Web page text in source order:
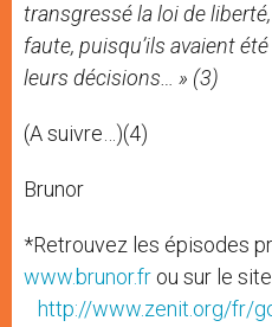
transgressé la loi de
faute, puisqu’ils avaient
leurs décisions… » (3)
(A suivre…)(4)
Brunor
*Retrouvez les épisodes
www.brunor.fr ou sur le
http://www.zenit.org/fr/